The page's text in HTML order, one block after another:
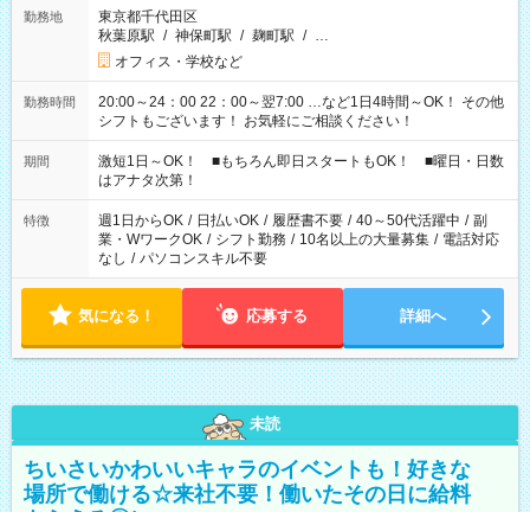
勤務地
東京都千代田区
秋葉原駅 / 神保町駅 / 麹町駅 / …
オフィス・学校など
勤務時間
20:00～24：00 22：00～翌7:00 …など1日4時間～OK！ その他
シフトもございます！ お気軽にご相談ください！
期間
激短1日～OK！ ■もちろん即日スタートもOK！ ■曜日・日数
はアナタ次第！
特徴 週1日からOK / 日払いOK / 履歴書不要 / 40～50代活躍中 / 副
業・WワークOK / シフト勤務 / 10名以上の大量募集 / 電話対応
なし / パソコンスキル不要
気になる！ 応募する 詳細へ
未読
ちいさいかわいいキャラのイベントも！好きな
場所で働ける☆来社不要！働いたその日に給料